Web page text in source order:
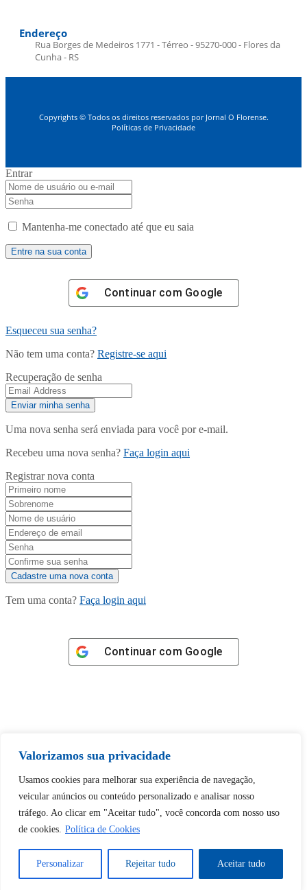
Valorizamos sua privacidade
Usamos cookies para melhorar sua experiência de navegação,
veicular anúncios ou conteúdo personalizado e analisar nosso
tráfego. Ao clicar em "Aceitar tudo", você concorda com nosso uso
de cookies. Política de Cookies
Personalizar Rejeitar tudo Aceitar tudo
Endereço
Rua Borges de Medeiros 1771 - Térreo - 95270-000 - Flores da
Cunha - RS
Copyrights © Todos os direitos reservados por Jornal O Florense.
Políticas de Privacidade
Entrar
Mantenha-me conectado até que eu saia
Continuar com Google
Esqueceu sua senha?
Não tem uma conta? Registre-se aqui
Recuperação de senha
Uma nova senha será enviada para você por e-mail.
Recebeu uma nova senha? Faça login aqui
Registrar nova conta
Tem uma conta? Faça login aqui
Continuar com Google
Tem certeza de que deseja
desbloquear esta publicação?
Desbloquear esquerda : 0